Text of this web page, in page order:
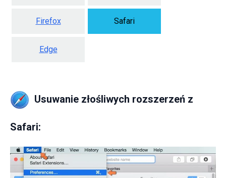
Firefox Safari
Edge
Usuwanie złośliwych rozszerzeń z
Safari: